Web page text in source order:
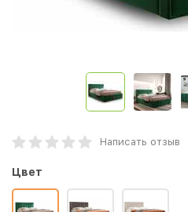
Написать отзыв
Цвет